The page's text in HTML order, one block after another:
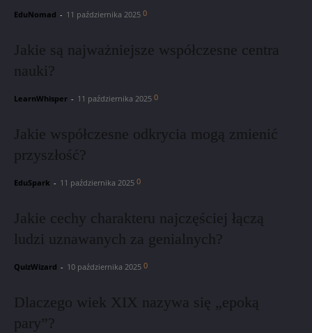
EduNomad - 11 października 2025 0
Jakie są najważniejsze współczesne centra
nauki?
LearnWhisper - 11 października 2025 0
Jakie współczesne odkrycia mogą zmienić
przyszłość?
EduSpark - 11 października 2025 0
Jakie cechy charakteru najczęściej łączą
ludzi uznawanych za genialnych?
QuizWizard - 10 października 2025 0
Dlaczego wiek XIX nazywa się „epoką
pary”?